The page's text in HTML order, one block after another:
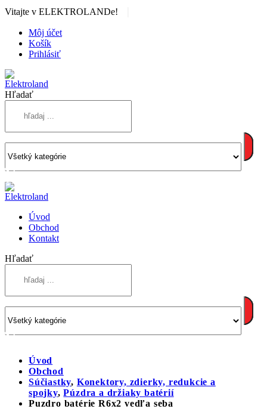
Vitajte v ELEKTROLANDe!
Môj účet
Košík
Prihlásiť
Hľadať
Úvod
Obchod
Kontakt
Hľadať
Úvod
Obchod
Súčiastky, Konektory, zdierky, redukcie a
spojky,Púzdra a držiaky batérií
Puzdro batérie R6x2 vedľa seba